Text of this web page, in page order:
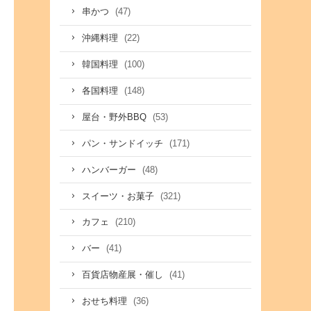
串かつ (47)
沖縄料理 (22)
韓国料理 (100)
各国料理 (148)
屋台・野外BBQ (53)
パン・サンドイッチ (171)
ハンバーガー (48)
スイーツ・お菓子 (321)
カフェ (210)
バー (41)
百貨店物産展・催し (41)
おせち料理 (36)